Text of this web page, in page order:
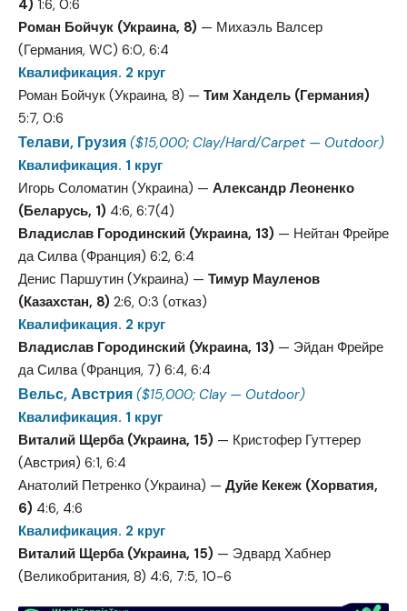
4) 1:6, 0:6
Роман Бойчук (Украина, 8) — Михаэль Валсер
(Германия, WC) 6:0, 6:4
Квалификация. 2 круг
Роман Бойчук (Украина, 8) — Тим Хандель (Германия)
5:7, 0:6
Телави, Грузия ($15,000; Clay/Hard/Carpet — Outdoor)
Квалификация. 1 круг
Игорь Соломатин (Украина) — Александр Леоненко
(Беларусь, 1) 4:6, 6:7(4)
Владислав Городинский (Украина, 13) — Нейтан Фрейре
да Силва (Франция) 6:2, 6:4
Денис Паршутин (Украина) — Тимур Мауленов
(Казахстан, 8) 2:6, 0:3 (отказ)
Квалификация. 2 круг
Владислав Городинский (Украина, 13) — Эйдан Фрейре
да Силва (Франция, 7) 6:4, 6:4
Вельс, Австрия ($15,000; Clay — Outdoor)
Квалификация. 1 круг
Виталий Щерба (Украина, 15) — Кристофер Гуттерер
(Австрия) 6:1, 6:4
Анатолий Петренко (Украина) — Дуйе Кекеж (Хорватия,
6) 4:6, 4:6
Квалификация. 2 круг
Виталий Щерба (Украина, 15) — Эдвард Хабнер
(Великобритания, 8) 4:6, 7:5, 10-6